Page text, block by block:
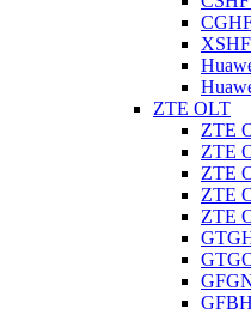
ZTE OLT
ZTE
ZTE
ZTE
ZTE
ZTE